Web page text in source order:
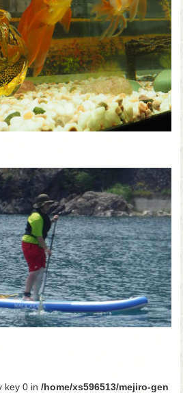
key 0 in /home/xs596513/mejiro-gen